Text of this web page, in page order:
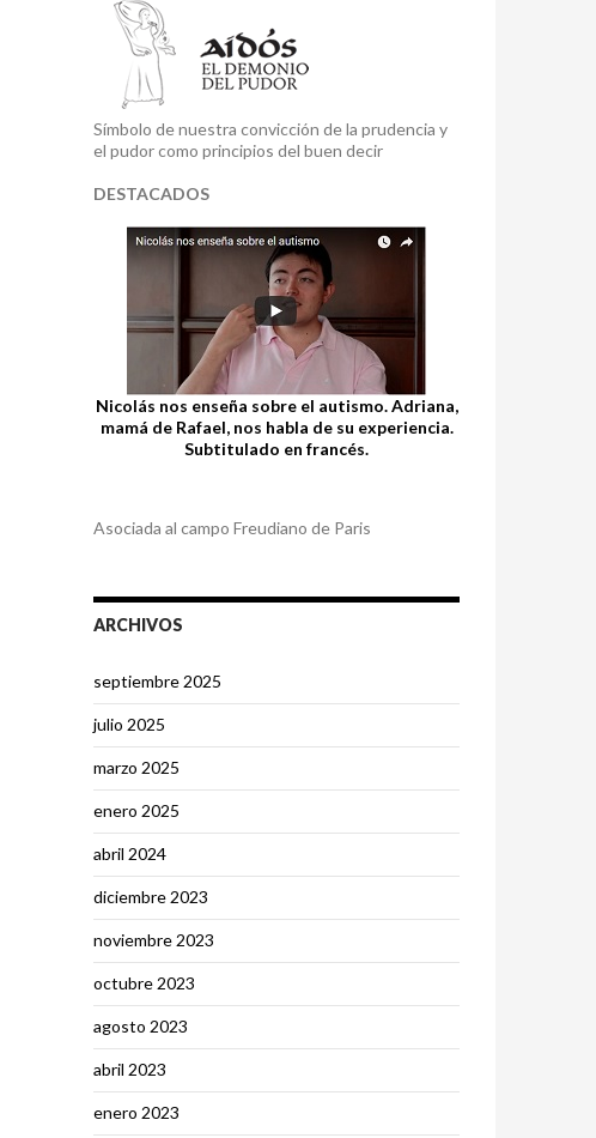
Símbolo de nuestra convicción de la prudencia y
el pudor como principios del buen decir
DESTACADOS
Nicolás nos enseña sobre el autismo. Adriana,
mamá de Rafael, nos habla de su experiencia.
Subtitulado en francés.
Asociada al campo Freudiano de Paris
ARCHIVOS
septiembre 2025
julio 2025
marzo 2025
enero 2025
abril 2024
diciembre 2023
noviembre 2023
octubre 2023
agosto 2023
abril 2023
enero 2023